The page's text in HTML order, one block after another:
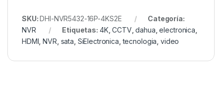
SKU:DHI-NVR5432-16P-4KS2E
Categoría:
NVR
Etiquetas: 4K,CCTV,dahua ,electronica
HDMI ,NVR sata SiElectronica ,tecnologia video